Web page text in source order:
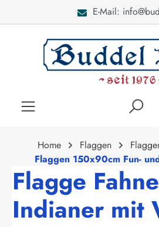
E-Mail:
Home Flaggen
Flaggen 150x90cm Fun-
Flagge
Indianer mit